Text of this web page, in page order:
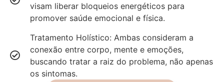
visam liberar bloqueios energéticos para
promover saúde emocional e física.
Tratamento Holístico: Ambas consideram a
conexão entre corpo, mente e emoções,
buscando tratar a raiz do problema, não apenas
os sintomas.